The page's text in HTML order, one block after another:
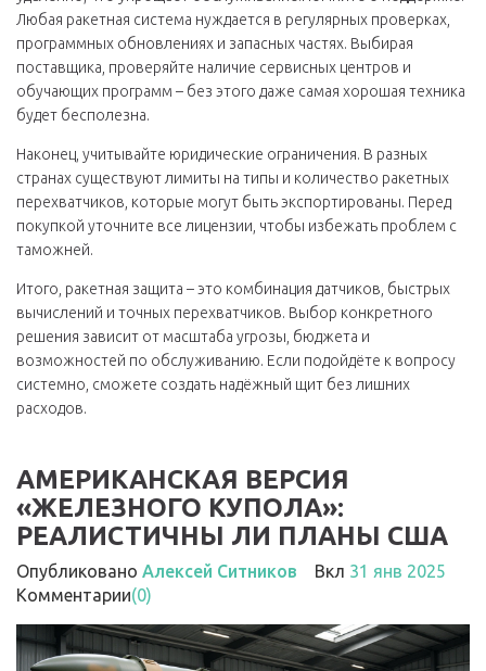
Любая ракетная система нуждается в регулярных проверках,
программных обновлениях и запасных частях. Выбирая
поставщика, проверяйте наличие сервисных центров и
обучающих программ – без этого даже самая хорошая техника
будет бесполезна.
Наконец, учитывайте юридические ограничения. В разных
странах существуют лимиты на типы и количество ракетных
перехватчиков, которые могут быть экспортированы. Перед
покупкой уточните все лицензии, чтобы избежать проблем с
таможней.
Итого, ракетная защита – это комбинация датчиков, быстрых
вычислений и точных перехватчиков. Выбор конкретного
решения зависит от масштаба угрозы, бюджета и
возможностей по обслуживанию. Если подойдёте к вопросу
системно, сможете создать надёжный щит без лишних
расходов.
АМЕРИКАНСКАЯ ВЕРСИЯ
«ЖЕЛЕЗНОГО КУПОЛА»:
РЕАЛИСТИЧНЫ ЛИ ПЛАНЫ США
Опубликовано Алексей Ситников Вкл 31 янв 2025
Комментарии(0)